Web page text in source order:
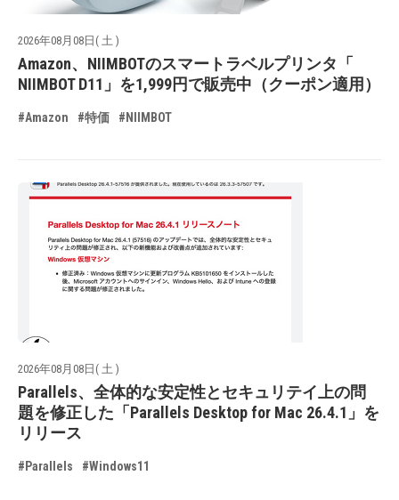
2026年08月08日( 土 )
Amazon、NIIMBOTのスマートラベルプリンタ「
NIIMBOT D11」を1,999円で販売中（クーポン適用）
#Amazon #特価 #NIIMBOT
2026年08月08日( 土 )
Parallels、全体的な安定性とセキュリテイ上の問
題を修正した「Parallels Desktop for Mac 26.4.1」を
リリース
#Parallels #Windows11